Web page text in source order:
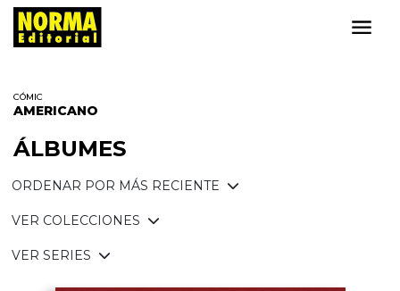
CÓMIC
AMERICANO
ÁLBUMES
ORDENAR POR MÁS RECIENTE
VER COLECCIONES
VER SERIES